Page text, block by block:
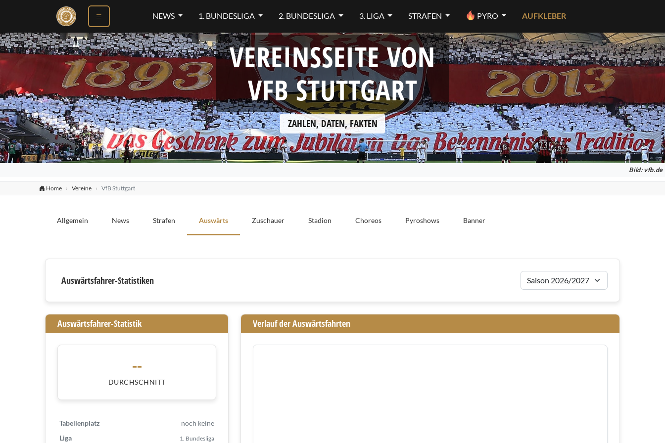
NEWS 1. BUNDESLIGA 2. BUNDESLIGA 3. LIGA STRAFEN PYRO AUFKLEBER
VEREINSSEITE VON
VFB STUTTGART
ZAHLEN, DATEN, FAKTEN
Bild: vfb.de
Home Vereine VfB Stuttgart
Allgemein News Strafen Auswärts Zuschauer Stadion Choreos Pyroshows Banner
Auswärtsfahrer
Auswärtsfahrer-Statistiken Saison für
Auswärtsfahrer-Statistik
--
DURCHSCHNITT
Tabellenplatz
noch keine
Liga
1. Bundesliga
Verlauf der Auswärtsfahrten